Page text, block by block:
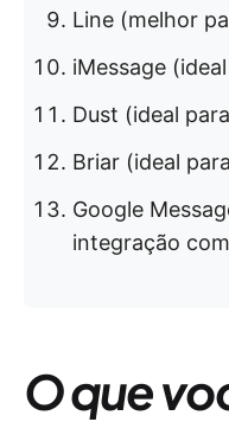
Line (melhor
iMessage
Dust (ideal
Briar (ideal
Google
integração
O que